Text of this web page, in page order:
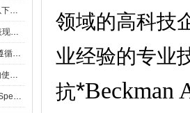
小鼠食料所用的灭菌方法有以下三种
Neuromab 抗体技术的应用表现在这几方面
配制BrainBits 培养基时需要遵循的原则
快来收下这份mattek培养皿的使用指南
知道这4点，您就能轻松选购Spectrum 膜
领域的高科技
业经验的专业
抗*Beckman